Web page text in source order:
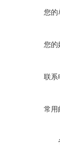
您的
您的
联系
常用